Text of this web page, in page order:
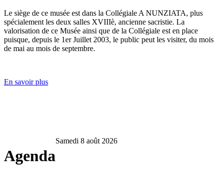
Le siège de ce musée est dans la Collégiale A NUNZIATA, plus
spécialement les deux salles XVIIIè, ancienne sacristie. La
valorisation de ce Musée ainsi que de la Collégiale est en place
puisque, depuis le 1er Juillet 2003, le public peut les visiter, du mois
de mai au mois de septembre.
En savoir plus
Agenda
Samedi 8 août 2026